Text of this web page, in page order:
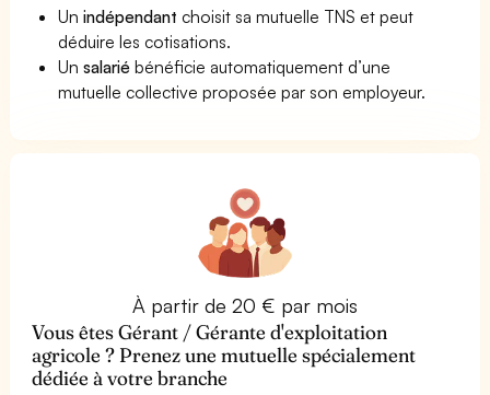
Unindépendant choisit sa mutuelle TNS et peut
déduire les cotisations.
Unsalarié bénéficie automatiquement d’une
mutuelle collective proposée par son employeur.
À partir de 20 € par mois
Vous êtes Gérant / Gérante d'exploitation
agricole ? Prenez une mutuelle spécialement
dédiée à votre branche